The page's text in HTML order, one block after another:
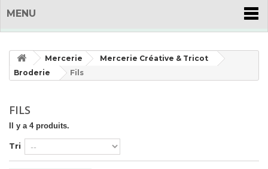
MENU
Mercerie
Mercerie Créative & Tricot
Broderie
Fils
FILS
Il y a 4 produits.
Tri